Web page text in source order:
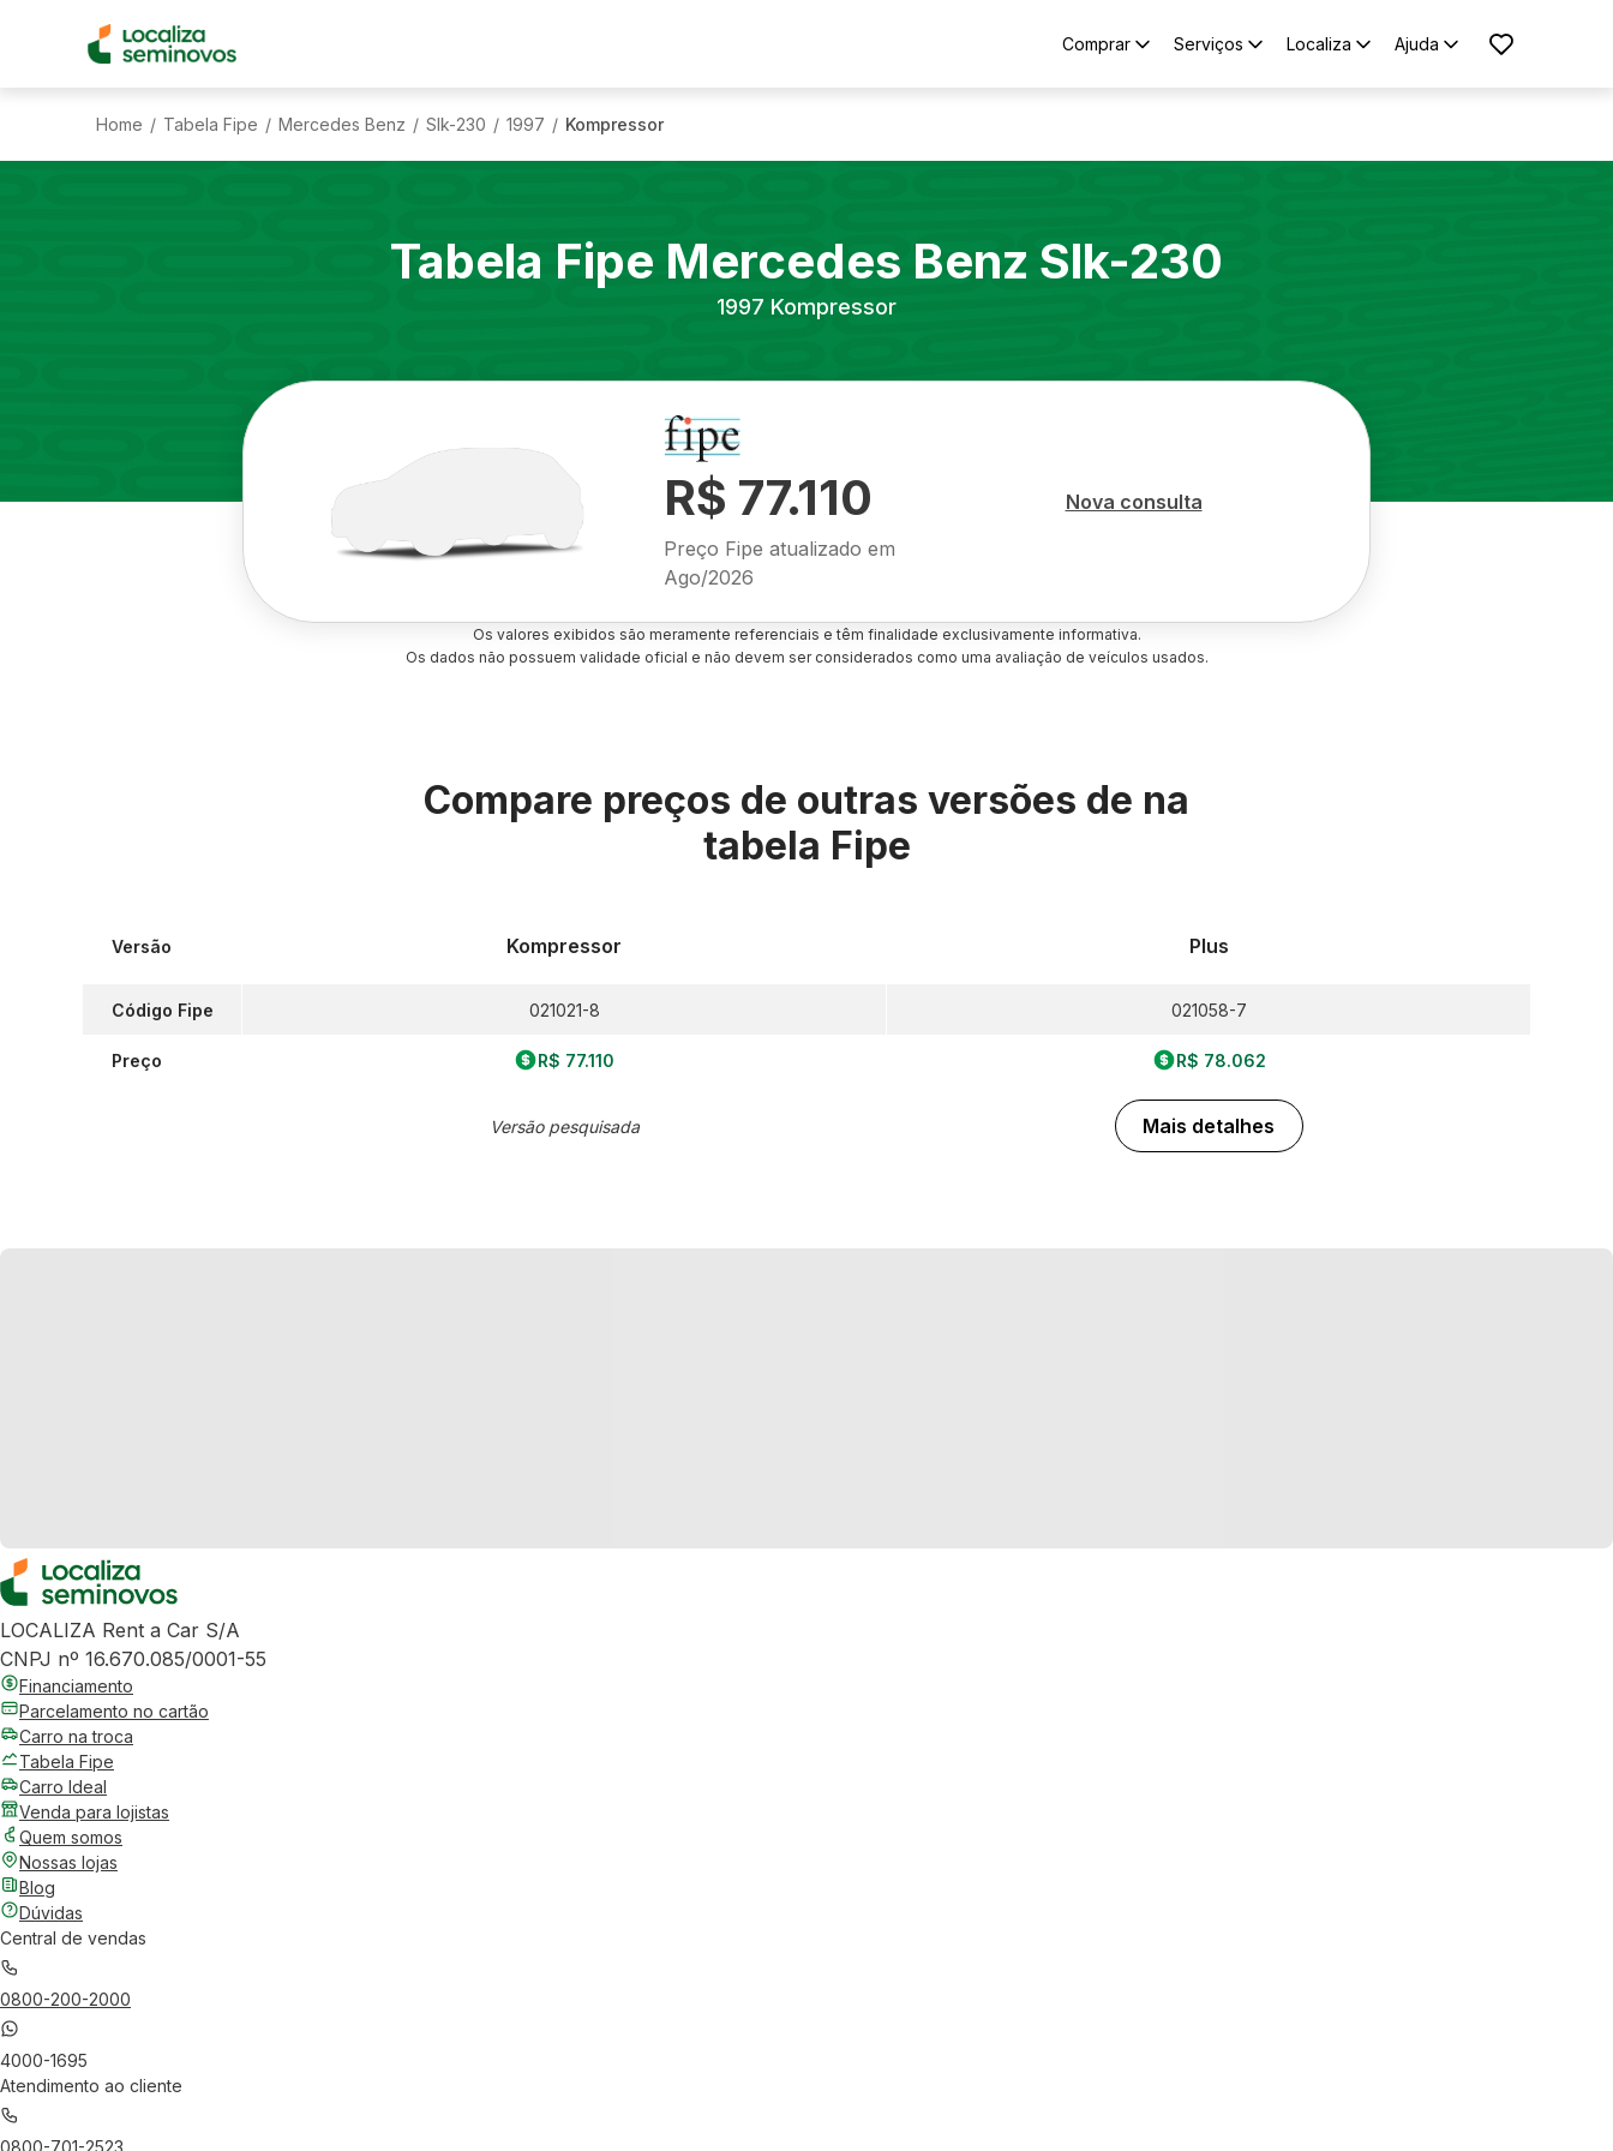
Comprar Serviços Localiza Ajuda
Home / Tabela Fipe / Mercedes Benz / Slk-230 / 1997 / Kompressor
Tabela Fipe Mercedes Benz Slk-230
1997 Kompressor
R$ 77.110
Preço Fipe atualizado em
Ago/2026
Nova consulta
Os valores exibidos são meramente referenciais e têm finalidade exclusivamente informativa.
Os dados não possuem validade oficial e não devem ser considerados como uma avaliação de veículos usados.
Compare preços de outras versões de na
tabela Fipe
Versão
Código Fipe
Preço
Kompressor
021021-8
R$ 77.110
Versão pesquisada
Plus
021058-7
R$ 78.062
Mais detalhes
LOCALIZA Rent a Car S/A
CNPJ nº 16.670.085/0001-55
Financiamento
Parcelamento no cartão
Carro na troca
Tabela Fipe
Carro Ideal
Venda para lojistas
Quem somos
Nossas lojas
Blog
Dúvidas
Central de vendas
0800-200-2000
4000-1695
Atendimento ao cliente
0800-701-2523